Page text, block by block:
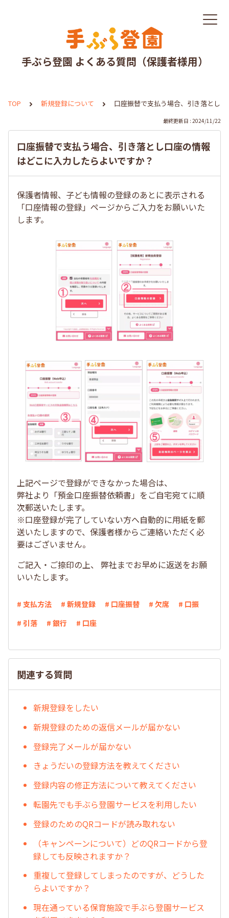
手ぶら登園 よくある質問（保護者様用）
TOP 新規登録について 口座振替で支払う場合、引き落とし
最終更新日 : 2024/11/22
口座振替で支払う場合、引き落とし口座の情報
はどこに入力したらよいですか？
保護者情報、子ども情報の登録のあとに表示される
「口座情報の登録」ページからご入力をお願いいた
します。
上記ページで登録ができなかった場合は、
弊社より「預金口座振替依頼書」をご自宅宛てに順
次郵送いたします。
※口座登録が完了していない方へ自動的に用紙を郵
送いたしますので、保護者様からご連絡いただく必
要はございません。
ご記入・ご捺印の上、 弊社までお早めに返送をお願
いいたします。
# 支払方法 # 新規登録 # 口座振替 # 欠席
# 口振
# 引落
# 銀行 # 口座
関連する質問
新規登録をしたい
新規登録のための返信メールが届かない
登録完了メールが届かない
きょうだいの登録方法を教えてください
登録内容の修正方法について教えてください
転園先でも手ぶら登園サービスを利用したい
登録のためのQRコードが読み取れない
（キャンペーンについて）どのQRコードから登
録しても反映されますか？
重複して登録してしまったのですが、どうした
らよいですか？
現在通っている保育施設で手ぶら登園サービス